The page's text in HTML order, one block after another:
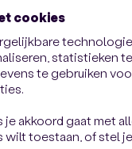
cookies
statistieken
te gebruiken
je akkoord gaat met
toestaan, of stel